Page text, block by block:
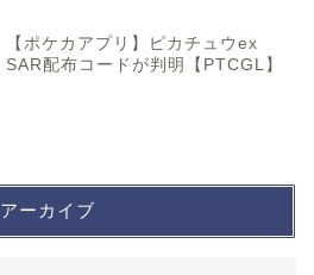
【ポケカアプリ】ピカチュウex
SAR配布コードが判明【PTCGL】
アーカイブ